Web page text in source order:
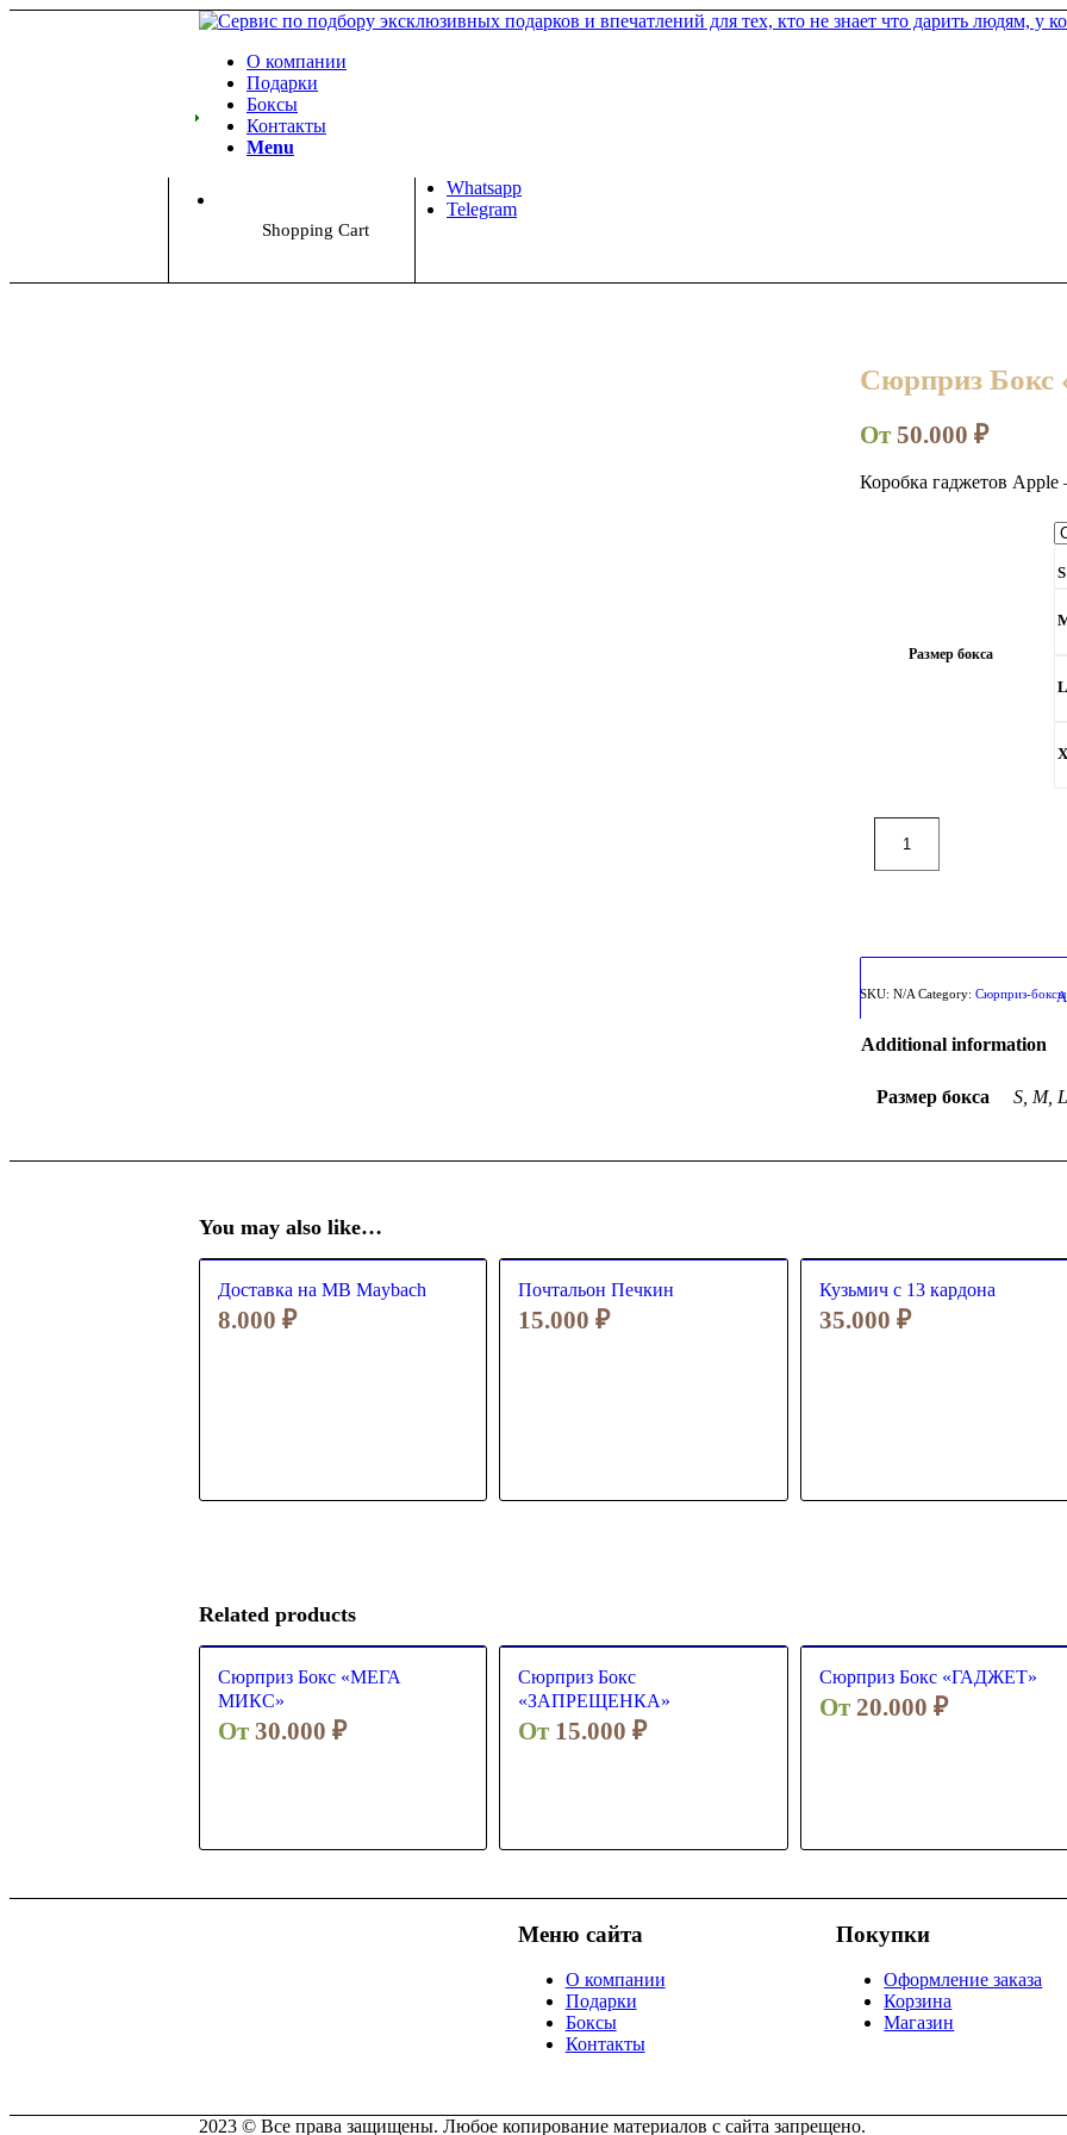
О компании
Подарки
Боксы
Контакты
Menu
Shopping Cart
Whatsapp
Telegram
Сюрприз
От 50.000 ₽
Коробка гаджетов
Размер бокса
S
L
SKU: N/A Category: Сюрприз-боксы
Additional information
Размер бокса S, M,
You may also like…
Доставка на MB Maybach
8.000 ₽
Почтальон Печкин
15.000₽
Кузьмич с 13 кардона
35.000 ₽
Related products
Сюрприз Бокс «МЕГА
МИКС»
От 30.000 ₽
Сюрприз Бокс
«ЗАПРЕЩЕНКА»
От 15.000₽
Сюрприз Бокс «ГАДЖЕТ»
От 20.000 ₽
Меню сайта
О компании
Подарки
Боксы
Контакты
Покупки
Оформление заказа
Корзина
Магазин
2023 © Все права защищены. Любое копирование материалов с сайта запрещено.